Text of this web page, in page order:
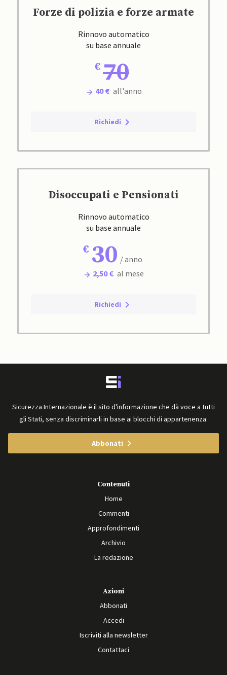
Forze di polizia e forze armate
Rinnovo automatico
su base annuale
70
40 € all'anno
Richiedi
Disoccupati e Pensionati
Rinnovo automatico
su base annuale
30 / anno
2,50 € al mese
Richiedi
Sicurezza Internazionale è il sito d'informazione che dà voce a tutti
gli Stati, senza discriminarli in base ai blocchi di appartenenza.
Abbonati
Contenuti
Home
Commenti
Approfondimenti
Archivio
La redazione
Azioni
Abbonati
Accedi
Iscriviti alla newsletter
Contattaci